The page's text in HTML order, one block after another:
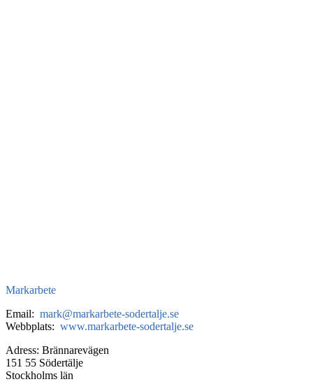
Markarbete
Email: mark@markarbete-sodertalje.se
Webbplats: www.markarbete-sodertalje.se
Adress: Brännarevägen
151 55 Södertälje
Stockholms län